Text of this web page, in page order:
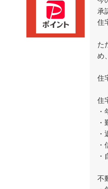
承
住
た
め
住
住
不